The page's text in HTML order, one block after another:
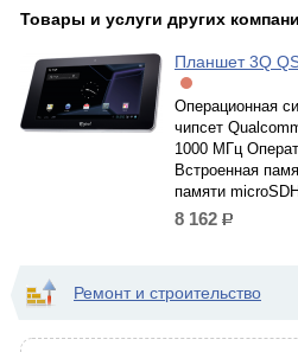
Товары и услуги других
Планшет 3Q
Операционная
чипсет
1000 МГц
Встроенная
памяти
8 162 р.
Ремонт и строительство